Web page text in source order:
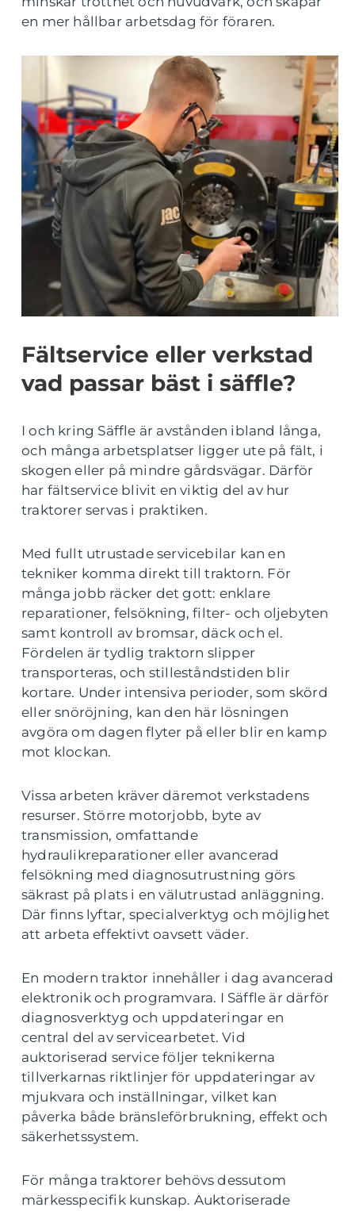
en mer hållbar arbetsdag för föraren.
Fältservice eller verkstad
vad passar bäst i säffle?
I och kring Säffle är avstånden ibland långa,
och många arbetsplatser ligger ute på fält, i
skogen eller på mindre gårdsvägar. Därför
har fältservice blivit en viktig del av hur
traktorer servas i praktiken.
Med fullt utrustade servicebilar kan en
tekniker komma direkt till traktorn. För
många jobb räcker det gott: enklare
reparationer, felsökning, filter- och oljebyten
samt kontroll av bromsar, däck och el.
Fördelen är tydlig traktorn slipper
transporteras, och stilleståndstiden blir
kortare. Under intensiva perioder, som skörd
eller snöröjning, kan den här lösningen
avgöra om dagen flyter på eller blir en kamp
mot klockan.
Vissa arbeten kräver däremot verkstadens
resurser. Större motorjobb, byte av
transmission, omfattande
hydraulikreparationer eller avancerad
felsökning med diagnosutrustning görs
säkrast på plats i en välutrustad anläggning.
Där finns lyftar, specialverktyg och möjlighet
att arbeta effektivt oavsett väder.
En modern traktor innehåller i dag avancerad
elektronik och programvara. I Säffle är därför
diagnosverktyg och uppdateringar en
central del av servicearbetet. Vid
auktoriserad service följer teknikerna
tillverkarnas riktlinjer för uppdateringar av
mjukvara och inställningar, vilket kan
påverka både bränsleförbrukning, effekt och
säkerhetssystem.
För många traktorer behövs dessutom
märkesspecifik kunskap. Auktoriserade